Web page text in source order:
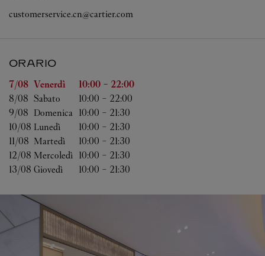
customerservice.cn@cartier.com
ORARIO
Giorno della settimanaOrario
7/08 Venerdì 10:00 - 22:00
8/08 Sabato 10:00 - 22:00
9/08 Domenica 10:00 - 21:30
10/08 Lunedì 10:00 - 21:30
11/08 Martedì 10:00 - 21:30
12/08 Mercoledì 10:00 - 21:30
13/08 Giovedì 10:00 - 21:30